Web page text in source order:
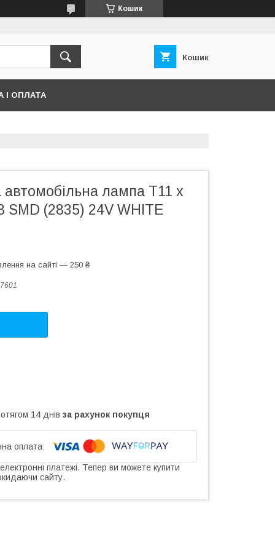
Кошик
Кошик
І ОПЛАТА
автомобільна лампа T11 x
SMD (2835) 24V WHITE
на сайті — 250 ₴
14 днів за рахунок покупця
платежі. Тепер ви можете купити
сайту.